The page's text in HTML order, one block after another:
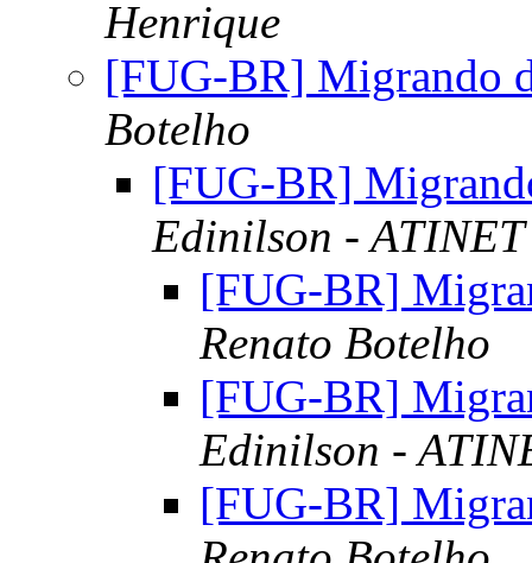
Henrique
[FUG-BR] Migrando
Botelho
[FUG-BR]
Edinilson - ATINET
[FUG-BR]
Renato Botelho
[FUG-BR]
Edinilson -
[FUG-BR]